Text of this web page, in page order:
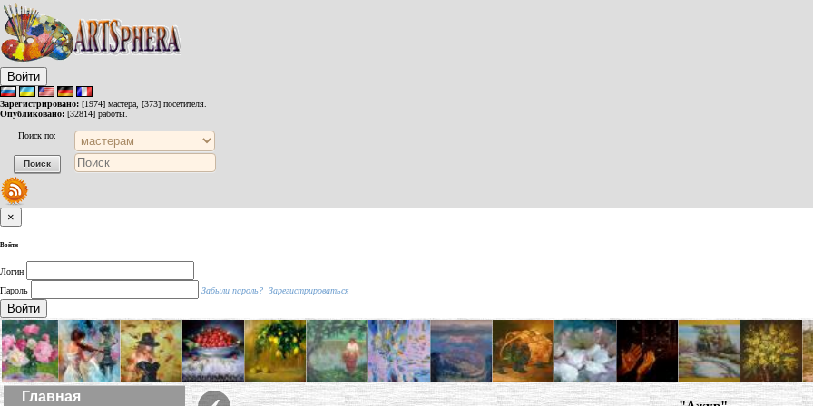
Войти
Зарегистрировано: [1974] мастера, [373] посетителя.
Опубликовано: [32814] работы.
Поиск по:
×
Войти
Логин
Пароль
Забыли пароль? Зарегистрироваться
Войти
Главная